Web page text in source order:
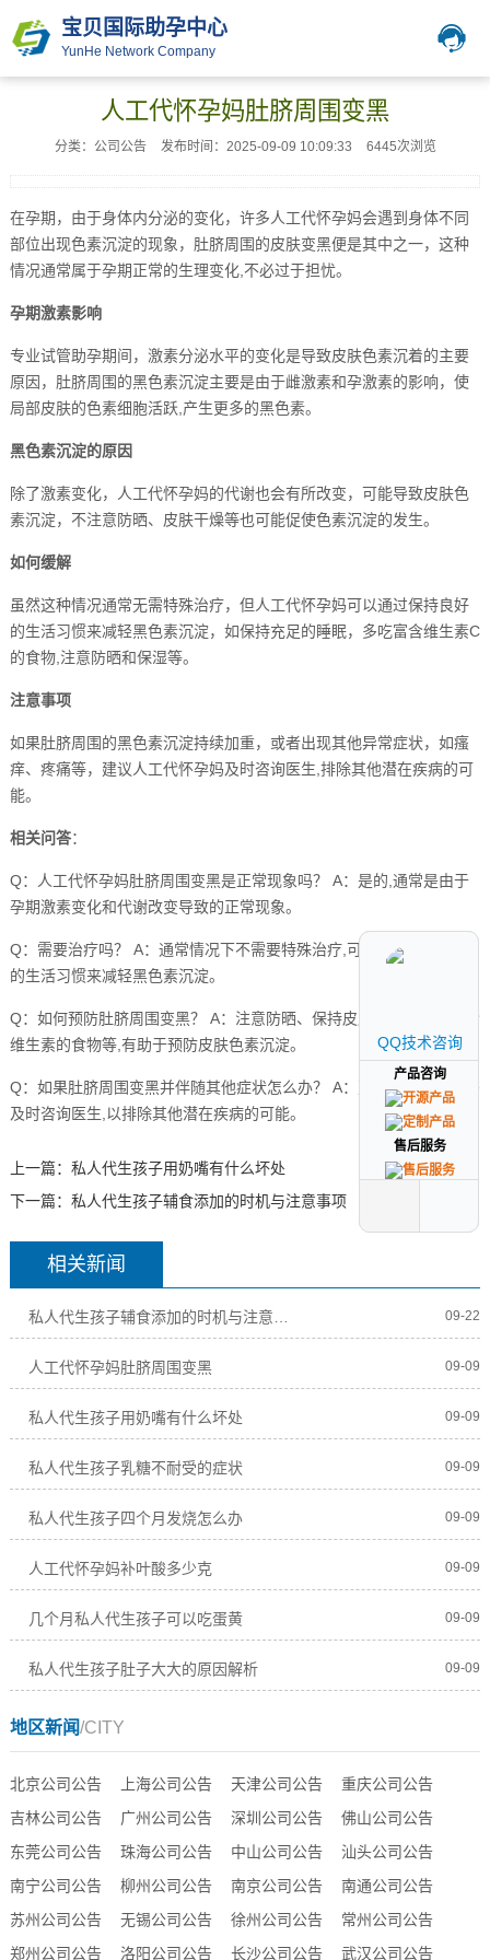
宝贝国际助孕中心
YunHe Network Company
人工代怀孕妈肚脐周围变黑
分类：公司公告 发布时间：2025-09-09 10:09:33 6445次浏览
在孕期，由于身体内分泌的变化，许多人工代怀孕妈会遇到身体不同
部位出现色素沉淀的现象，肚脐周围的皮肤变黑便是其中之一，这种
情况通常属于孕期正常的生理变化,不必过于担忧。
孕期激素影响
专业试管助孕期间，激素分泌水平的变化是导致皮肤色素沉着的主要
原因，肚脐周围的黑色素沉淀主要是由于雌激素和孕激素的影响，使
局部皮肤的色素细胞活跃,产生更多的黑色素。
黑色素沉淀的原因
除了激素变化，人工代怀孕妈的代谢也会有所改变，可能导致皮肤色
素沉淀，不注意防晒、皮肤干燥等也可能促使色素沉淀的发生。
如何缓解
虽然这种情况通常无需特殊治疗，但人工代怀孕妈可以通过保持良好
的生活习惯来减轻黑色素沉淀，如保持充足的睡眠，多吃富含维生素C
的食物,注意防晒和保湿等。
注意事项
如果肚脐周围的黑色素沉淀持续加重，或者出现其他异常症状，如瘙
痒、疼痛等，建议人工代怀孕妈及时咨询医生,排除其他潜在疾病的可
能。
相关问答：
Q：人工代怀孕妈肚脐周围变黑是正常现象吗？ A：是的,通常是由于
孕期激素变化和代谢改变导致的正常现象。
Q：需要治疗吗？ A：通常情况下不需要特殊治疗,可以通过保持良好
的生活习惯来减轻黑色素沉淀。
Q：如何预防肚脐周围变黑？ A：注意防晒、保持皮肤湿润，多吃富含
维生素的食物等,有助于预防皮肤色素沉淀。
Q：如果肚脐周围变黑并伴随其他症状怎么办？ A：建议人工代怀孕妈
及时咨询医生,以排除其他潜在疾病的可能。
上一篇： 私人代生孩子用奶嘴有什么坏处
下一篇： 私人代生孩子辅食添加的时机与注意事项
相关新闻
09-22
人工代怀孕妈肚脐周围变黑 09-09
私人代生孩子用奶嘴有什么坏处 09-09
私人代生孩子乳糖不耐受的症状 09-09
私人代生孩子四个月发烧怎么办 09-09
人工代怀孕妈补叶酸多少克 09-09
几个月私人代生孩子可以吃蛋黄 09-09
私人代生孩子肚子大大的原因解析 09-09
地区新闻/CITY
北京公司公告 上海公司公告 天津公司公告
重庆公司公告
吉林公司公告
广州公司公告 深圳公司公告
佛山公司公告
东莞公司公告
珠海公司公告 中山公司公告
汕头公司公告
南宁公司公告
柳州公司公告 南京公司公告
南通公司公告
苏州公司公告
无锡公司公告 徐州公司公告
常州公司公告
郑州公司公告
洛阳公司公告 长沙公司公告 武汉公司公告
QQ技术咨询
产品咨询
售后服务
QQ技术咨询
产品咨询
售后服务